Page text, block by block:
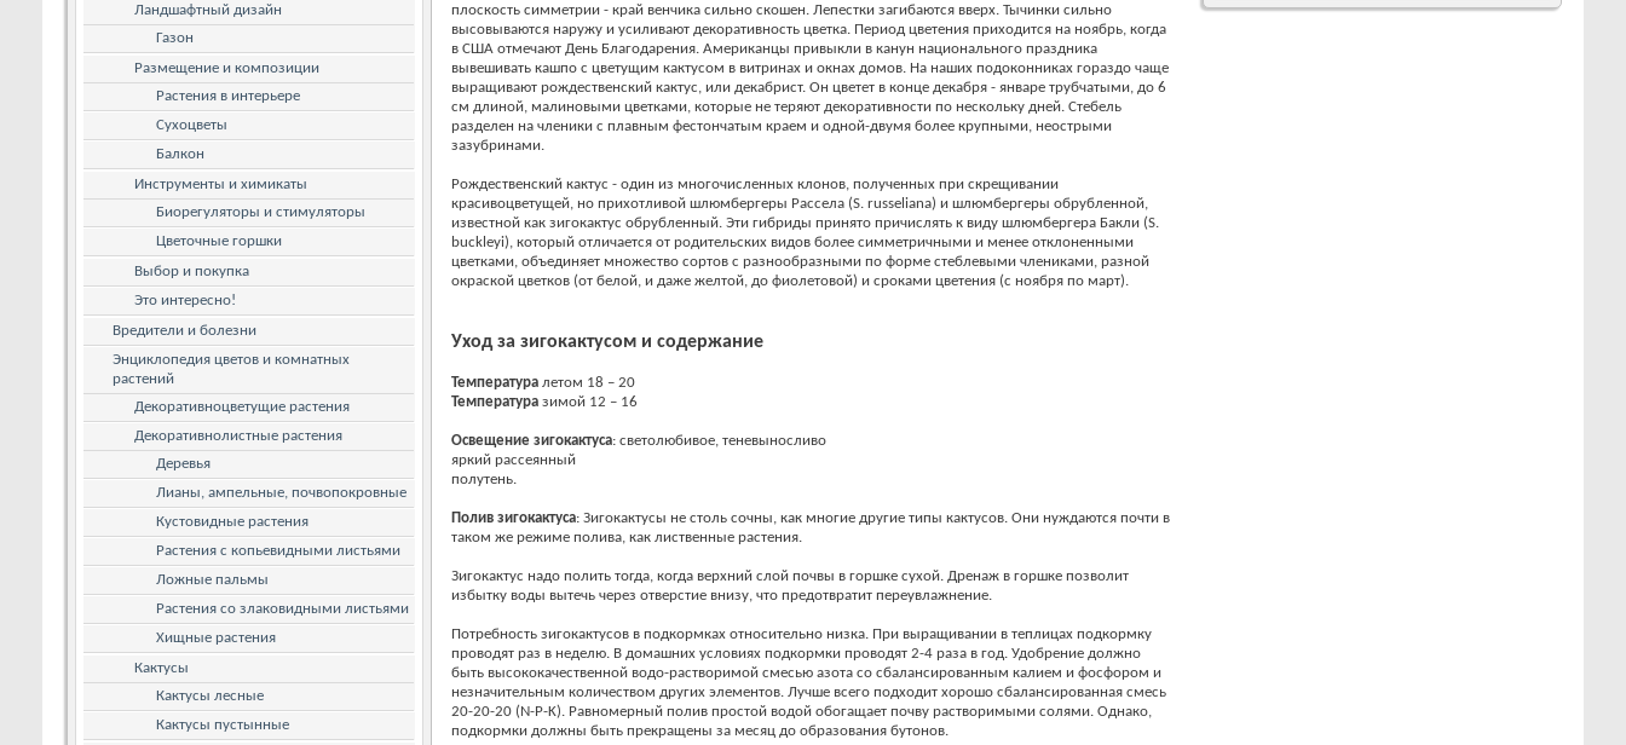
плоскость симметрии - край венчика сильно скошен. Лепестки загибаются вверх. Тычинки сильно
высовываются наружу и усиливают декоративность цветка. Период цветения приходится на ноябрь, когда
в США отмечают День Благодарения. Американцы привыкли в канун национального праздника
вывешивать кашпо с цветущим кактусом в витринах и окнах домов. На наших подоконниках гораздо чаще
выращивают рождественский кактус, или декабрист. Он цветет в конце декабря - январе трубчатыми, до 6
см длиной, малиновыми цветками, которые не теряют декоративности по нескольку дней. Стебель
разделен на членики с плавным фестончатым краем и одной-двумя более крупными, неострыми
зазубринами.
Рождественский кактус - один из многочисленных клонов, полученных при скрещивании
красивоцветущей, но прихотливой шлюмбергеры Рассела (S. russeliana) и шлюмбергеры обрубленной,
известной как зигокактус обрубленный. Эти гибриды принято причислять к виду шлюмбергера Бакли (S.
buckleyi), который отличается от родительских видов более симметричными и менее отклоненными
цветками, объединяет множество сортов с разнообразными по форме стеблевыми члениками, разной
окраской цветков (от белой, и даже желтой, до фиолетовой) и сроками цветения (с ноября по март).
Уход за зигокактусом и содержание
Температуралетом 18 – 20
Температуразимой 12 – 16
Освещениезигокактуса: светолюбивое, теневыносливо
яркий рассеянный
полутень.
Поливзигокактуса: Зигокактусы не столь сочны, как многие другие типы кактусов. Они нуждаются почти в
таком же режиме полива, как лиственные растения.
Зигокактус надо полить тогда, когда верхний слой почвы в горшке сухой. Дренаж в горшке позволит
избытку воды вытечь через отверстие внизу, что предотвратит переувлажнение.
Потребность зигокактусов в подкормках относительно низка. При выращивании в теплицах подкормку
проводят раз в неделю. В домашних условиях подкормки проводят 2-4 раза в год. Удобрение должно
быть высококачественной водо-растворимой смесью азота со сбалансированным калием и фосфором и
незначительным количеством других элементов. Лучше всего подходит хорошо сбалансированная смесь
20-20-20 (N-P-K). Равномерный полив простой водой обогащает почву растворимыми солями. Однако,
подкормки должны быть прекращены за месяц до образования бутонов.
Ландшафтный дизайн
Газон
Размещение и композиции
Растения в интерьере
Сухоцветы
Балкон
Инструменты и химикаты
Биорегуляторы и стимуляторы
Цветочные горшки
Выбор и покупка
Это интересно!
Вредители и болезни
Энциклопедия цветов и комнатных
растений
Декоративноцветущие растения
Декоративнолистные растения
Деревья
Лианы, ампельные, почвопокровные
Кустовидные растения
Растения с копьевидными листьями
Ложные пальмы
Растения со злаковидными листьями
Хищные растения
Кактусы
Кактусы лесные
Кактусы пустынные